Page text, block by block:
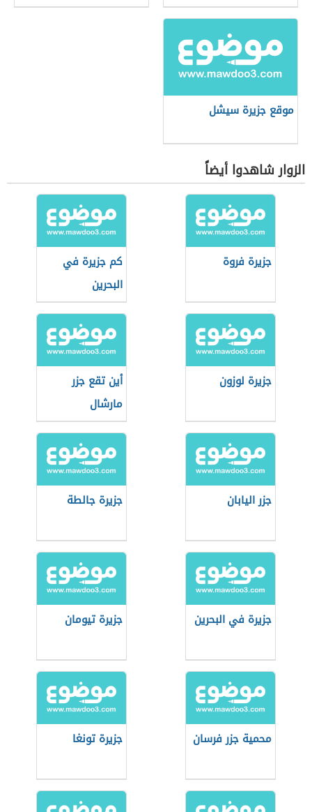
موقع جزيرة سيشل
الزوار شاهدوا أيضاً
جزيرة فروة
كم جزيرة في
البحرين
جزيرة لوزون
أين تقع جزر
مارشال
جزر اليابان جزيرة جالطة
جزيرة في البحرين جزيرة تيومان
محمية جزر فرسان جزيرة تونغا